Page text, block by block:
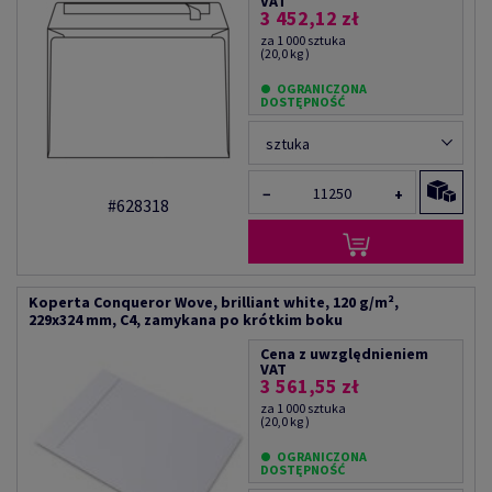
#628318
3 452,12 zł
za 1 000 sztuka
(20,0 kg )
OGRANICZONA
DOSTĘPNOŚĆ
sztuka
− +
Koperta Conqueror Wove, brilliant white, 120 g/m²,
229x324 mm, C4, zamykana po krótkim boku
Cena z uwzględnieniem
VAT
3 561,55 zł
za 1 000 sztuka
(20,0 kg )
OGRANICZONA
DOSTĘPNOŚĆ